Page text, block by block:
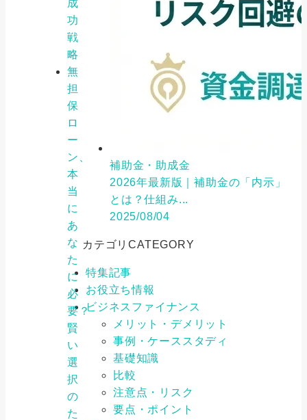
成
功
戦
略
無
担
保
ロ
ー
ン、
本
当
に
あ
な
た
に
必
要？
賢
い
選
択
の
た
補助金・助成金
2026年最新版｜補助金の「内示」
とは？仕組み...
2025/08/04
カテゴリCATEGORY
特集記事
お役立ち情報
ビジネスファイナンス
メリット・デメリット
事例・ケーススタディ
基礎知識
比較
注意点・リスク
要点・ポイント